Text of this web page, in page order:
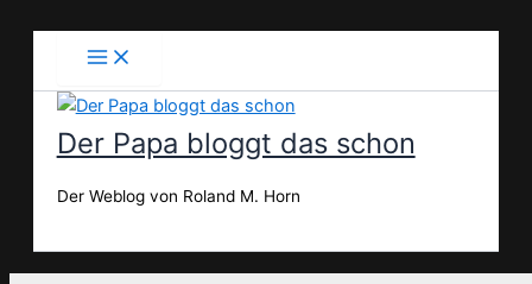
Der Papa bloggt das schon
Der Weblog von Roland M. Horn